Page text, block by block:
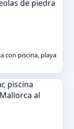
con piscina, playa